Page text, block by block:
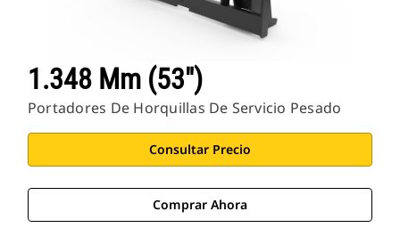
1.348 Mm (53")
Portadores De Horquillas De Servicio Pesado
Consultar Precio
Comprar Ahora